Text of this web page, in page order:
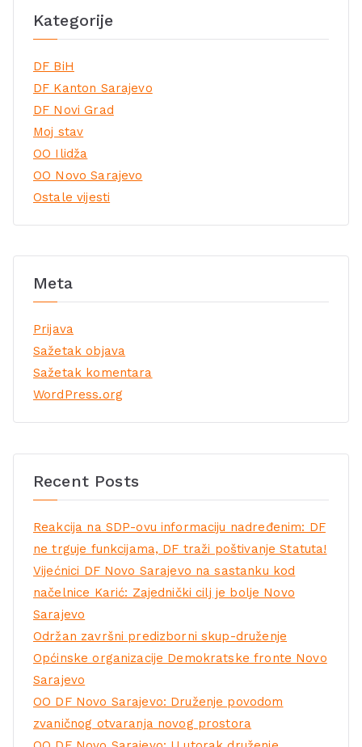
Kategorije
DF BiH
DF Kanton Sarajevo
DF Novi Grad
Moj stav
OO Ilidža
OO Novo Sarajevo
Ostale vijesti
Meta
Prijava
Sažetak objava
Sažetak komentara
WordPress.org
Recent Posts
Reakcija na SDP-ovu informaciju nadređenim: DF
ne trguje funkcijama, DF traži poštivanje Statuta!
Vijećnici DF Novo Sarajevo na sastanku kod
načelnice Karić: Zajednički cilj je bolje Novo
Sarajevo
Održan završni predizborni skup-druženje
Općinske organizacije Demokratske fronte Novo
Sarajevo
OO DF Novo Sarajevo: Druženje povodom
zvaničnog otvaranja novog prostora